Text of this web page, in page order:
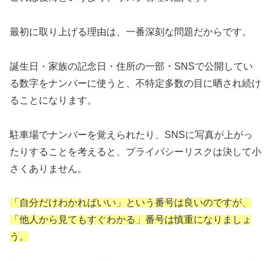
最初に取り上げる理由は、一番深刻な問題だからです。
誕生日・家族の記念日・住所の一部・SNSで公開してい
る数字をナンバーに使うと、不特定多数の目に晒され続け
ることになります。
駐車場でナンバーを覚えられたり、SNSに写真が上がっ
たりすることを考えると、プライバシーリスクは決して小
さくありません。
「自分だけわかればいい」という番号は良いのですが、
「他人から見てもすぐわかる」番号は慎重になりましょ
う。